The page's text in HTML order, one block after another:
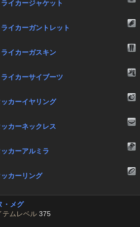
イカージャケット
イカーガントレット
イカーガスキン
イカーサイブーツ
カーイヤリング
カーネックレス
カーアルミラ
カーリング
・メグ
テムレベル 375